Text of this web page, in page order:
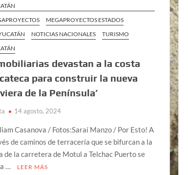
MEGAPROYECTOS ESTADOS
NOTICIAS NACIONALES
TURISMO
devastan a la costa
para construir la nueva
de la Península’
14 agosto, 2024
Casanova / Fotos:Saraí Manzo / Por Esto! A
de caminos de terracería que se bifurcan a la
de la carretera de Motul a Telchac Puerto se
…
LEER MÁS